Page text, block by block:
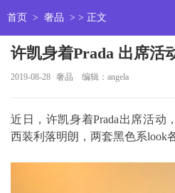
首页 > 奢品 > > 正文
许凯身着Prada 出席活
2019-08-28 奢品 编辑：angela
近日，许凯身着Prada出席活动
西装利落明朗，两套黑色系look